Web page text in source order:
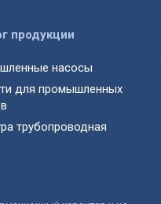
продукции
насосы
для промышленных
трубопроводная